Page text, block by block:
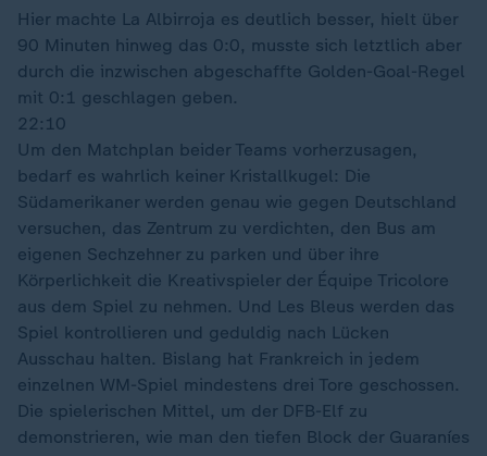
Hier machte La Albirroja es deutlich besser, hielt über
90 Minuten hinweg das 0:0, musste sich letztlich aber
durch die inzwischen abgeschaffte Golden-Goal-Regel
mit 0:1 geschlagen geben.
22:10
Um den Matchplan beider Teams vorherzusagen,
bedarf es wahrlich keiner Kristallkugel: Die
Südamerikaner werden genau wie gegen Deutschland
versuchen, das Zentrum zu verdichten, den Bus am
eigenen Sechzehner zu parken und über ihre
Körperlichkeit die Kreativspieler der Équipe Tricolore
aus dem Spiel zu nehmen. Und Les Bleus werden das
Spiel kontrollieren und geduldig nach Lücken
Ausschau halten. Bislang hat Frankreich in jedem
einzelnen WM-Spiel mindestens drei Tore geschossen.
Die spielerischen Mittel, um der DFB-Elf zu
demonstrieren, wie man den tiefen Block der Guaraníes